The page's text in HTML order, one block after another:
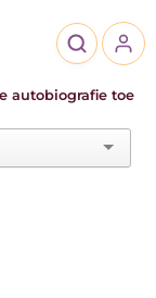
autobiografie toe